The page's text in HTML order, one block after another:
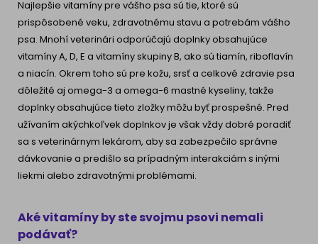
Najlepšie vitamíny pre vášho psa sú tie, ktoré sú
prispôsobené veku, zdravotnému stavu a potrebám vášho
psa. Mnohí veterinári odporúčajú doplnky obsahujúce
vitamíny A, D, E a vitamíny skupiny B, ako sú tiamín, riboflavín
a niacín. Okrem toho sú pre kožu, srsť a celkové zdravie psa
dôležité aj omega-3 a omega-6 mastné kyseliny, takže
doplnky obsahujúce tieto zložky môžu byť prospešné. Pred
užívaním akýchkoľvek doplnkov je však vždy dobré poradiť
sa s veterinárnym lekárom, aby sa zabezpečilo správne
dávkovanie a predišlo sa prípadným interakciám s inými
liekmi alebo zdravotnými problémami.
Aké vitamíny by ste svojmu psovi nemali
podávať?